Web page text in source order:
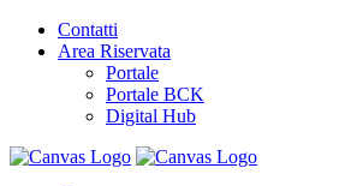
Contatti
Area Riservata
Portale
Portale BCK
Digital Hub